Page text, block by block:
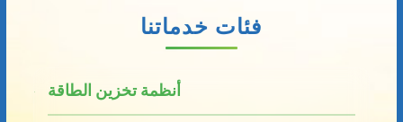
فئات خدماتنا
أنظمة تخزين الطاقة